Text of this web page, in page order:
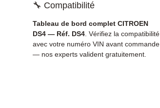
🔧 Compatibilité
Tableau de bord complet CITROEN
DS4 — Réf. DS4 . Vérifiez la compatibilité
avec votre numéro VIN avant commande
— nos experts valident gratuitement.